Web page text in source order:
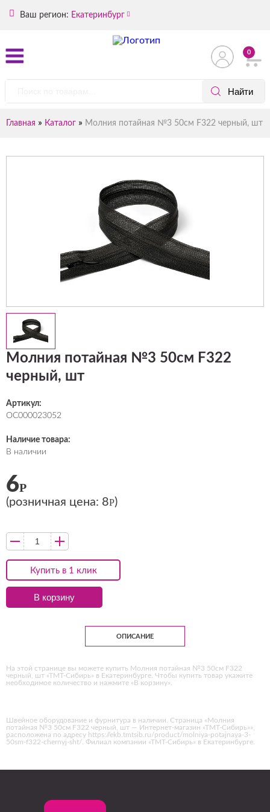
Ваш регион: Екатеринбург
0
Главная » Каталог » Молния потайная №3 50см F322 черный, шт
Молния потайная №3 50см F322
черный, шт
Артикул:
ОС000023052
Наличие товара:
В наличии
Купить в 1 клик
6Р
(розничная цена: 8Р)
В корзину
ОПИСАНИЕ
На этой странице вы можете купить Молния потайная №3 50см F322
черный, шт «ТМТ-Сибирь» в Екатеринбурге. Чтобы купить товар укажите
необходимое количество и нажмите «В корзину».
Швейное оборудование и фурнитура в наличии. Страница «Молния
потайная №3 50см F322 черный, шт — Интернет-магазин «ТМТ-Сибирь»»,
расположена по адресу https://ekb.tmtsib.ru/product/molniya-potajnaya-3-
50sm-f322-chernyj-sht/. Филиал компании «ТМТ-Сибирь» в Екатеринбурге.